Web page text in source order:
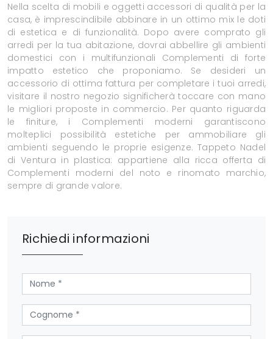
Nella scelta di mobili e oggetti accessori di qualità per la
casa, è imprescindibile abbinare in un ottimo mix le doti
di estetica e di funzionalità. Dopo avere comprato gli
arredi per la tua abitazione, dovrai abbellire gli ambienti
domestici con i multifunzionali Complementi di forte
impatto estetico che proponiamo. Se desideri un
accessorio di ottima fattura per completare i tuoi arredi,
visitare il nostro negozio significherà toccare con mano
le migliori proposte in commercio. Per quanto riguarda
le finiture, i Complementi moderni garantiscono
molteplici possibilità estetiche per ammobiliare gli
ambienti seguendo le proprie esigenze. Tappeto Nadel
di Ventura in plastica: appartiene alla ricca offerta di
Complementi moderni del noto e rinomato marchio,
sempre di grande valore.
Richiedi informazioni